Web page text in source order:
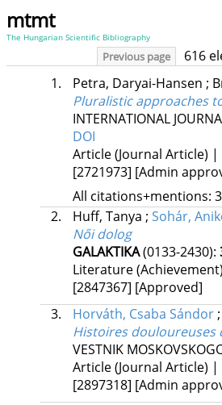
mtmt
The Hungarian Scientific Bibliography
Previous page 616
1. Petra, Daryai-Hansen ;
Pluralistic approaches
INTERNATIONAL
DOI
Article (Journal Article) |
[2721973] [Admin
All citations+mentions:
2.
Huff, Tanya ; Sohár,
Női dolog
GALAKTIKA(0133-2430):
Literature
[2847367] [Approved]
3.
Horváth, Csaba Sándor;
Histoires douloureuses
VESTNIK
Article (Journal Article) |
[2897318] [Admin